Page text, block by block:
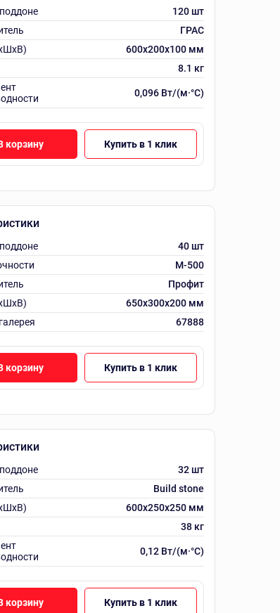
120 шт
ГРАС
600х200х100 мм
8.1 кг
0,096 Вт/(м·°C)
корзину Купить в 1 клик
40 шт
М-500
Профит
650x300x200 мм
67888
корзину Купить в 1 клик
32 шт
Build stone
600х250х250 мм
38 кг
0,12 Вт/(м·°C)
корзину Купить в 1 клик